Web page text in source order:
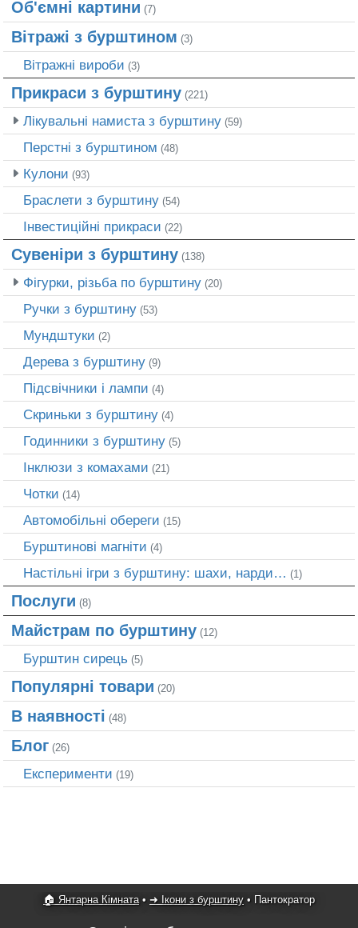
Об'ємні картини (7)
Вітражі з бурштином (3)
Вітражні вироби (3)
Прикраси з бурштину (221)
Лікувальні намиста з бурштину (59)
Перстні з бурштином (48)
Кулони (93)
Браслети з бурштину (54)
Інвестиційні прикраси (22)
Сувеніри з бурштину (138)
Фігурки, різьба по бурштину (20)
Ручки з бурштину (53)
Мундштуки (2)
Дерева з бурштину (9)
Підсвічники і лампи (4)
Скриньки з бурштину (4)
Годинники з бурштину (5)
Інклюзи з комахами (21)
Чотки (14)
Автомобільні обереги (15)
Бурштинові магніти (4)
Настільні ігри з бурштину: шахи, нарди… (1)
Послуги (8)
Майстрам по бурштину (12)
Бурштин сирець (5)
Популярні товари (20)
В наявності (48)
Блог (26)
Експерименти (19)
🏠 Янтарна Кімната• ➜ Ікони з бурштину • Пантократор